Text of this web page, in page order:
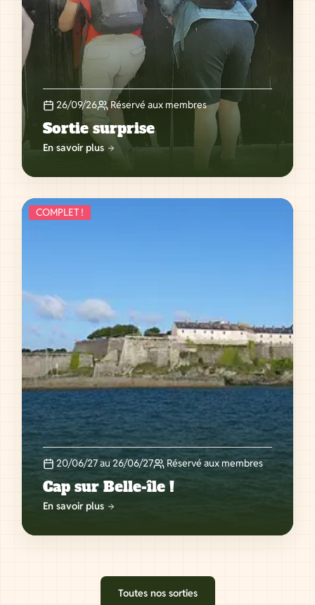
26/09/26 Réservé aux membres
Sortie surprise
En savoir plus
COMPLET !
20/06/27 au 26/06/27 Réservé aux membres
Cap sur Belle-île !
En savoir plus
Toutes nos sorties